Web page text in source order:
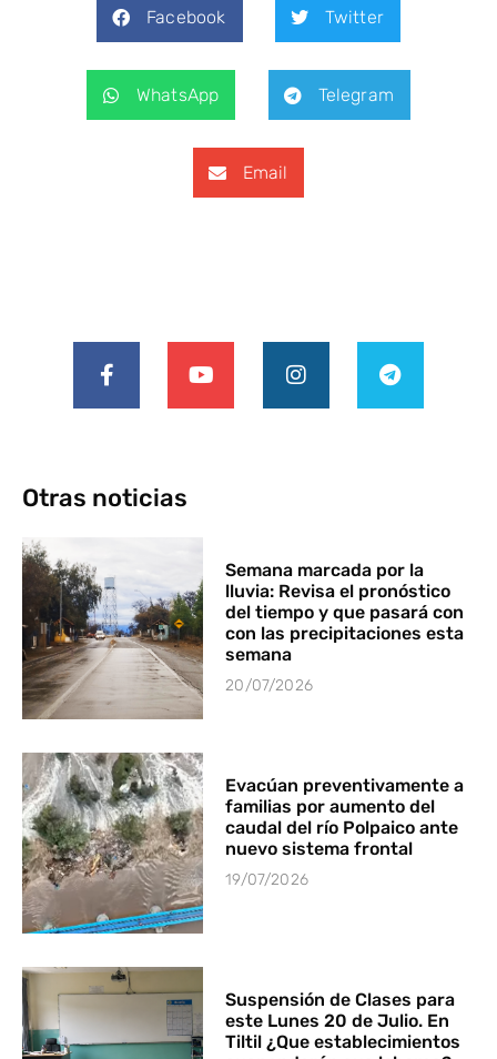
Facebook Twitter
WhatsApp Telegram
Email
Otras noticias
Semana marcada por la
lluvia: Revisa el pronóstico
del tiempo y que pasará con
con las precipitaciones esta
semana
20/07/2026
Evacúan preventivamente a
familias por aumento del
caudal del río Polpaico ante
nuevo sistema frontal
19/07/2026
Suspensión de Clases para
este Lunes 20 de Julio. En
Tiltil ¿Que establecimientos